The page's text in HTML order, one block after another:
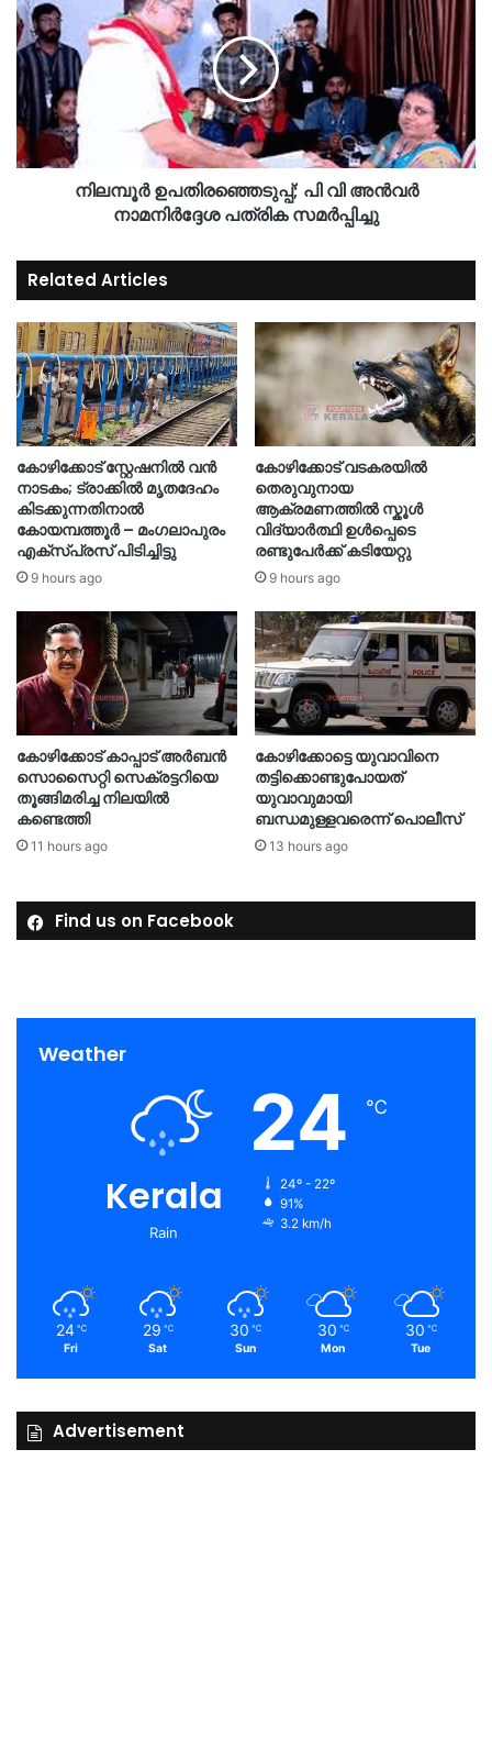
നിലമ്പൂർ ഉപതിരഞ്ഞെടുപ്പ്; പി വി അൻവർ
നാമനിർദ്ദേശ പത്രിക സമർപ്പിച്ചു
Related Articles
കോഴിക്കോട് സ്റ്റേഷനിൽ വൻ
നാടകം; ട്രാക്കിൽ മൃതദേഹം
കിടക്കുന്നതിനാൽ
കോയമ്പത്തൂർ – മംഗലാപുരം
എക്സ്പ്രസ് പിടിച്ചിട്ടു
9 hours ago
കോഴിക്കോട് വടകരയിൽ
തെരുവുനായ
ആക്രമണത്തിൽ സ്കൂൾ
വിദ്യാർത്ഥി ഉൾപ്പെടെ
രണ്ടുപേർക്ക് കടിയേറ്റു
9 hours ago
കോഴിക്കോട് കാപ്പാട് അര്‍ബന്‍
സൊസൈറ്റി സെക്രട്ടറിയെ
തൂങ്ങിമരിച്ച നിലയിൽ
കണ്ടെത്തി
11 hours ago
കോഴിക്കോട്ടെ യുവാവിനെ
തട്ടിക്കൊണ്ടുപോയത്
യുവാവുമായി
ബന്ധമുള്ളവരെന്ന് പൊലീസ്
13 hours ago
Find us on Facebook
Weather
Kerala
Rain
24 ℃
24º - 22º
91%
3.2 km/h
24 ℃
Fri
29 ℃
Sat
30 ℃
Sun
30 ℃
Mon
30 ℃
Tue
Advertisement